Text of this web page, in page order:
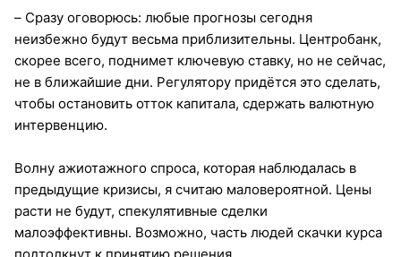
– Сразу оговорюсь: любые прогнозы сегодня
неизбежно будут весьма приблизительны. Центробанк,
скорее всего, поднимет ключевую ставку, но не сейчас,
не в ближайшие дни. Регулятору придётся это сделать,
чтобы остановить отток капитала, сдержать валютную
интервенцию.
Волну ажиотажного спроса, которая наблюдалась в
предыдущие кризисы, я считаю маловероятной. Цены
расти не будут, спекулятивные сделки
малоэффективны. Возможно, часть людей скачки курса
подтолкнут к принятию решения.